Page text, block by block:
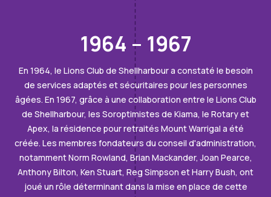
1964 – 1967
En 1964, le Lions Club de Shellharbour a constaté le besoin
de services adaptés et sécuritaires pour les personnes
âgées. En 1967, grâce à une collaboration entre le Lions Club
de Shellharbour, les Soroptimistes de Kiama, le Rotary et
Apex, la résidence pour retraités Mount Warrigal a été
créée. Les membres fondateurs du conseil d'administration,
notamment Norm Rowland, Brian Mackander, Joan Pearce,
Anthony Bilton, Ken Stuart, Reg Simpson et Harry Bush, ont
joué un rôle déterminant dans la mise en place de cette